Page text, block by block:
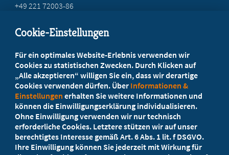
+49 221 72003-86
Ihr Landesverband berät Sie!
Ansprechpartner
Werden Sie jetzt Mitglied
5 Vorteile einer MB-Mitgliedschaft
Cookie-Einstellungen
Für ein optimales Website-Erlebnis verwenden wir
Cookies zu statistischen Zwecken. Durch Klicken auf
„Alle akzeptieren“ willigen Sie ein, dass wir derartige
Cookies verwenden dürfen. Über Informationen &
Einstellungen erhalten Sie weitere Informationen und
können die Einwilligungserklärung individualisieren.
Ohne Einwilligung verwenden wir nur technisch
erforderliche Cookies. Letztere stützen wir auf unser
berechtigtes Interesse gemäß Art. 6 Abs. 1 lit. f DSGVO.
Ihre Einwilligung können Sie jederzeit mit Wirkung für